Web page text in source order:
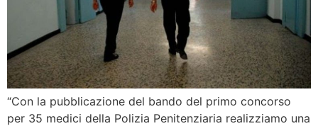
“Con la pubblicazione del bando del primo concorso
per 35 medici della Polizia Penitenziaria realizziamo una